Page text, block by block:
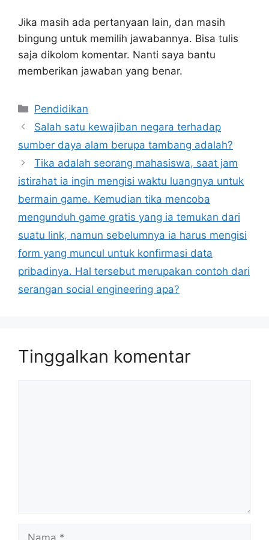
Jika masih ada pertanyaan lain, dan masih
bingung untuk memilih jawabannya. Bisa tulis
saja dikolom komentar. Nanti saya bantu
memberikan jawaban yang benar.
Kategori
Pendidikan
Salah satu kewajiban negara terhadap
sumber daya alam berupa tambang adalah?
Tika adalah seorang mahasiswa, saat jam
istirahat ia ingin mengisi waktu luangnya untuk
bermain game. Kemudian tika mencoba
mengunduh game gratis yang ia temukan dari
suatu link, namun sebelumnya ia harus mengisi
form yang muncul untuk konfirmasi data
pribadinya. Hal tersebut merupakan contoh dari
serangan social engineering apa?
Tinggalkan komentar